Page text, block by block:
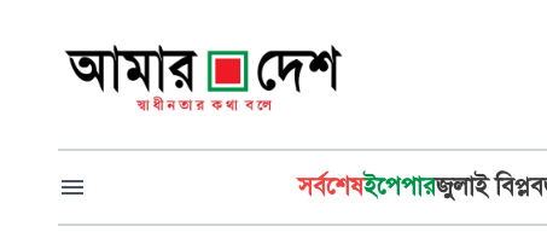
সর্বশেষইপেপারজুলাই বিপ্লব